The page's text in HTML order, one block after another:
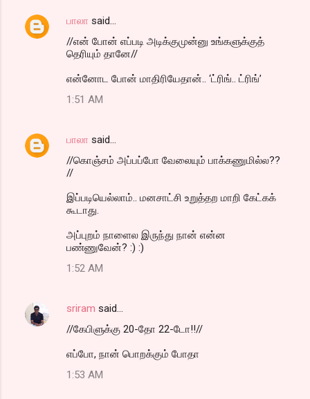
பாலா said…
//என் போன் எப்படி அடிக்குமுன்னு உங்களுக்குத்
தெரியும் தானே//
என்னோட போன் மாதிரியேதான்.. ‘ட்ரிங்.. ட்ரிங்’
1:51 AM
பாலா said…
//கொஞ்சம் அப்பப்போ வேலையும் பாக்கணுமில்ல??
//
இப்படியெல்லாம்.. மனசாட்சி உறுத்தற மாறி கேட்கக்
கூடாது.
அப்புறம் நாளைல இருந்து நான் என்ன
பண்ணுவேன்? :) :)
1:52 AM
sriram said…
//கேபிளுக்கு 20-தோ 22-டோ!!//
எப்போ, நான் பொறக்கும் போதா
1:53 AM